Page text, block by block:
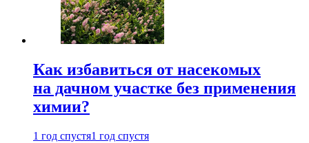
Как избавиться от насекомых
на дачном участке без применения
химии?
1 год спустя1 год спустя